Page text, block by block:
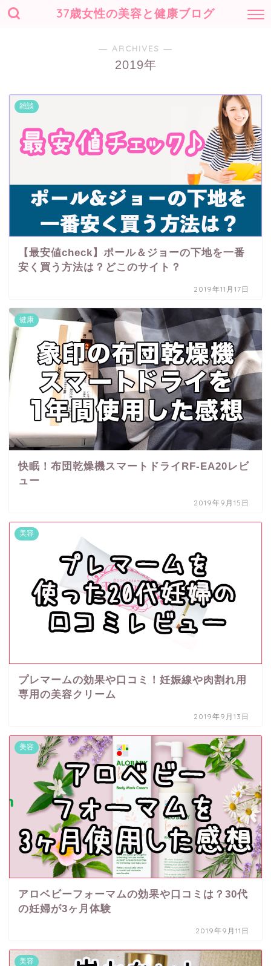
37歳女性の美容と健康ブログ
― ARCHIVES ―
2019年
雑談
【最安値check】ポール＆ジョーの下地を一番
安く買う方法は？どこのサイト？
2019年11月17日
健康
快眠！布団乾燥機スマートドライRF-EA20レビ
ュー
2019年9月15日
美容
プレマームの効果や口コミ！妊娠線や肉割れ用
専用の美容クリーム
2019年9月13日
美容
アロベビーフォーマムの効果や口コミは？30代
の妊婦が3ヶ月体験
2019年9月11日
美容